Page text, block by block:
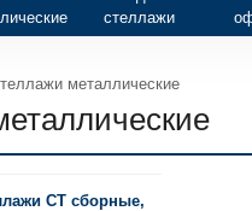
стеллажи
металлические
СТ сборные,